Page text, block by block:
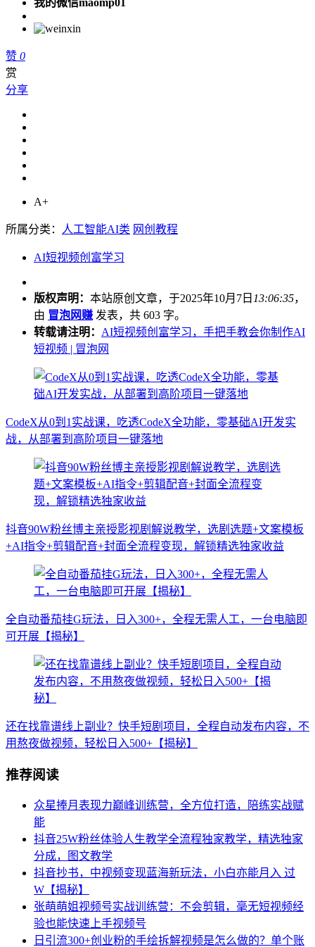
赞 0
赏
分享
A+
所属分类： 人工智能AI类 网创教程
AI短视频创富学习
版权声明： 本站原创文章，于2025年10月7日 13:06:35，
由 冒泡网赚 发表，共 603 字。
转载请注明： AI短视频创富学习，手把手教会你制作AI
短视频 | 冒泡网
CodeX从0到1实战课，吃透CodeX全功能，零基础AI开发实
战，从部署到高阶项目一键落地
抖音90W粉丝博主亲授影视剧解说教学，选剧选题+文案模板
+AI指令+剪辑配音+封面全流程变现，解锁精选独家收益
全自动番茄挂G玩法，日入300+，全程无需人工，一台电脑即
可开展【揭秘】
还在找靠谱线上副业？快手短剧项目，全程自动发布内容，不
用熬夜做视频，轻松日入500+【揭秘】
推荐阅读
众星捧月表现力巅峰训练营，全方位打造，陪练实战赋
能
抖音25W粉丝体验人生教学全流程独家教学，精选独家
分成，图文教学
抖音抄书，中视频变现蓝海新玩法，小白亦能月入 过
W【揭秘】
张萌萌姐视频号实战训练营：不会剪辑，毫无短视频经
验也能快速上手视频号
日引流300+创业粉的手绘拆解视频是怎么做的？单个账